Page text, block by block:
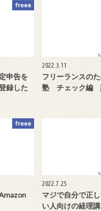
freee
申告を
録した
2022.3.11
フリーランスの
塾 チェック編
freee
2022.7.25
マジで自分で正
い人向けの経理